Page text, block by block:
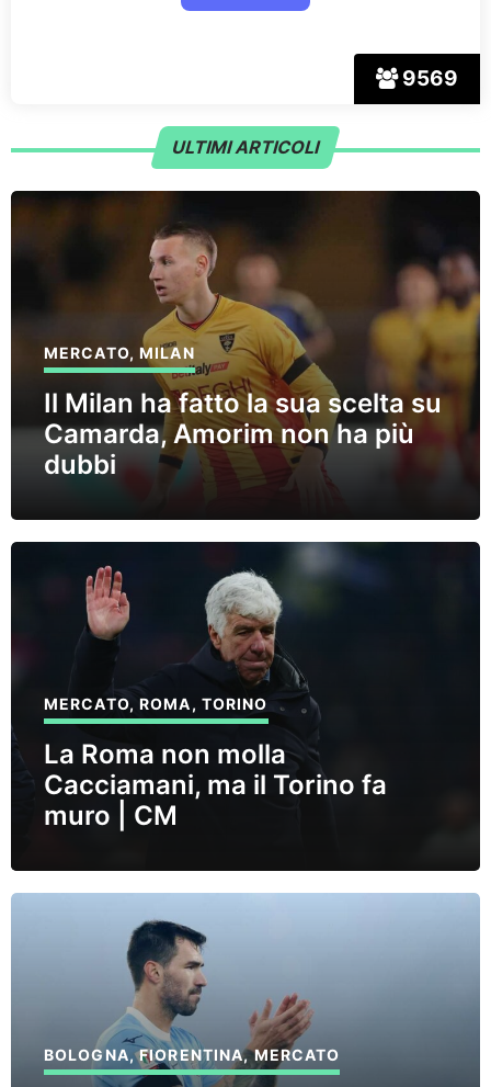
9569
ULTIMI ARTICOLI
MERCATO,MILAN
Il Milan ha fatto la sua scelta su
Camarda, Amorim non ha più
dubbi
MERCATO,ROMA, TORINO
La Roma non molla
Cacciamani, ma il Torino fa
muro | CM
BOLOGNA,FIORENTINA,MERCATO